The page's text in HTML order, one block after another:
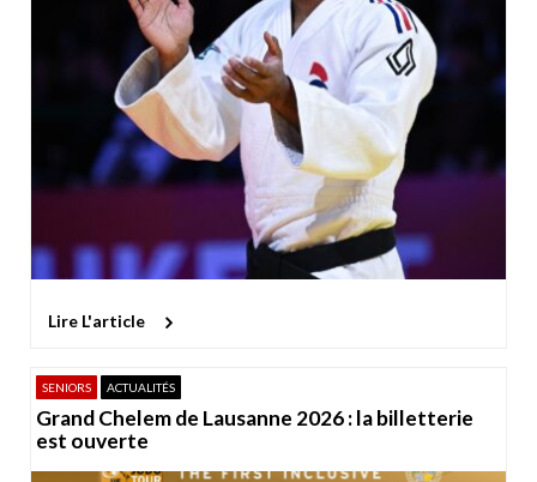
Lire L'article
SENIORS ACTUALITÉS
Grand Chelem de Lausanne 2026 : la billetterie
est ouverte